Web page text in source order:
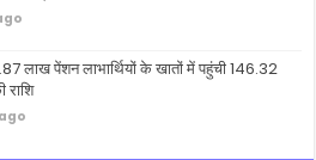
लाख पेंशन लाभार्थियों के खातों में पहुंची 146.32